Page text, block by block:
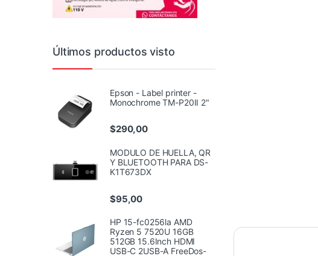
Últimos productos visto
Epson - Label printer -
Monochrome TM-P20II 2"
$290,00
MODULO DE HUELLA, QR
Y BLUETOOTH PARA DS-
K1T673DX
$95,00
HP 15-fc0256la AMD
Ryzen 5 7520U 16GB
512GB 15.6Inch HDMI
USB-C 2USB-A FreeDos-